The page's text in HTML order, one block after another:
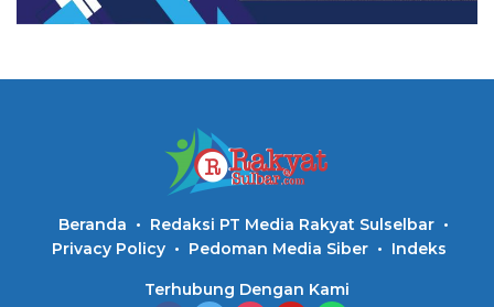
Beranda
Redaksi PT Media Rakyat Sulselbar
Privacy Policy
Pedoman Media Siber Indeks
Terhubung Dengan Kami